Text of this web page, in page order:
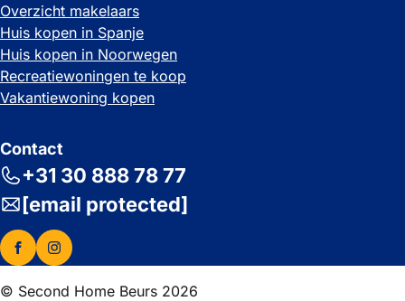
Overzicht makelaars
Huis kopen in Spanje
Huis kopen in Noorwegen
Recreatiewoningen te koop
Vakantiewoning kopen
Contact
+31 30 888 78 77
[email protected]
© Second Home Beurs 2026